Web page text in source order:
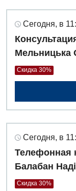
Сегодня, в
Мельницька
Скидка 30%
Сегодня, в
Телефонная
Балабан
Скидка 30%